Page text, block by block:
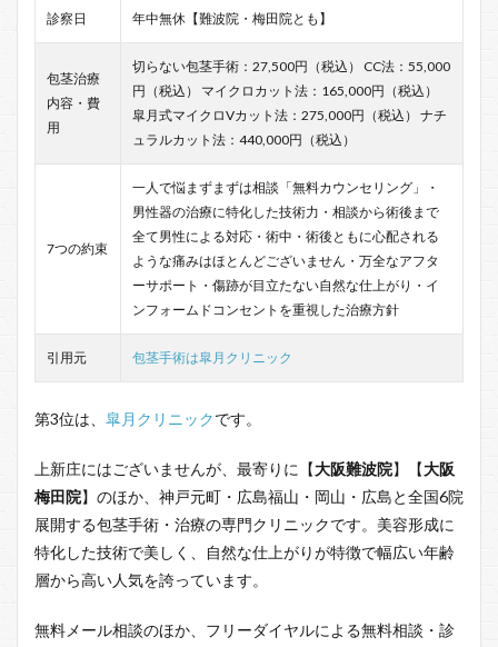
診察日 年中無休【難波院・梅田院とも】
包茎治療
内容・費
用
切らない包茎手術：27,500円（税込） CC法：55,000
円（税込） マイクロカット法：165,000円（税込）
皐月式マイクロVカット法：275,000円（税込） ナチ
ュラルカット法：440,000円（税込）
7つの約束
一人で悩まずまずは相談「無料カウンセリング」・
男性器の治療に特化した技術力・相談から術後まで
全て男性による対応・術中・術後ともに心配される
ような痛みはほとんどございません・万全なアフタ
ーサポート・傷跡が目立たない自然な仕上がり・イ
ンフォームドコンセントを重視した治療方針
引用元 包茎手術は皐月クリニック
第3位は、 皐月クリニックです。
上新庄にはございませんが、最寄りに【大阪難波院】【大阪
梅田院】のほか、神戸元町・広島福山・岡山・広島と全国6院
展開する包茎手術・治療の専門クリニックです。美容形成に
特化した技術で美しく、自然な仕上がりが特徴で幅広い年齢
層から高い人気を誇っています。
無料メール相談のほか、フリーダイヤルによる無料相談・診